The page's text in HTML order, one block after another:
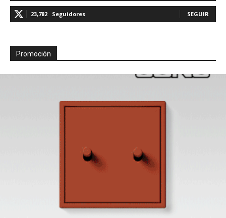
23,782 Seguidores SEGUIR
Promoción